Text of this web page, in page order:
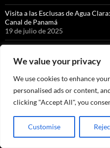
We value your privacy
We use cookies to enhance
personalised ads or content,
clicking "Accept All", you
Customise
Visita a las Esclusas de Agua
Canal de Panamá
19 de julio de 2025
13 de junio de 2025
Caminando alrededor de Bajo
13 de mayo de 2025
La Granja de Alicia, Capira.
Centro Natural de Punta Culebra,
10 de abril de 2024